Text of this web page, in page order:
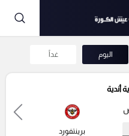
اليوم غداً
أندية
برينتفورد